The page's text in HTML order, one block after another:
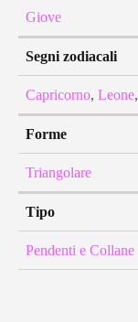
Giove
Segni zodiacali
Capricorno, Leone,
Forme
Triangolare
Tipo
Pendenti e Collane